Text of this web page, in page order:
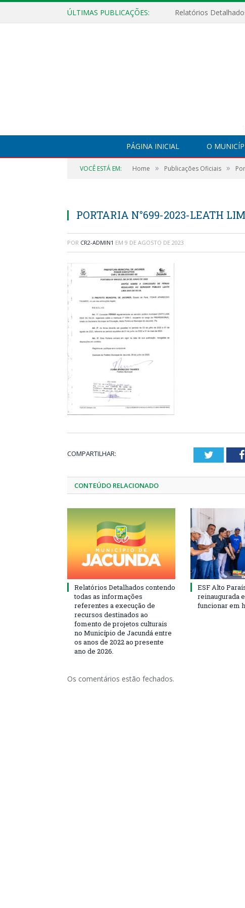
ÚLTIMAS PUBLICAÇÕES:
PÁGINA INICIAL O
VOCÊ ESTÁ EM: Home » Publicações Oficiais »
PORTARIA N°699-2023-LEATH
POR CR2-ADMIN1 EM 9 DE AGOSTO DE 2023
COMPARTILHAR: Twitter
CONTEÚDO RELACIONADO
Relatórios Detalhados contendo
todas as informações
referentes a execução de
recursos destinados ao
fomento de projetos culturais
no Município de Jacundá entre
os anos de 2022 ao presente
ano de 2026.
ESF Alto
reinaugurada
funcionar em
Os comentários estão fechados.